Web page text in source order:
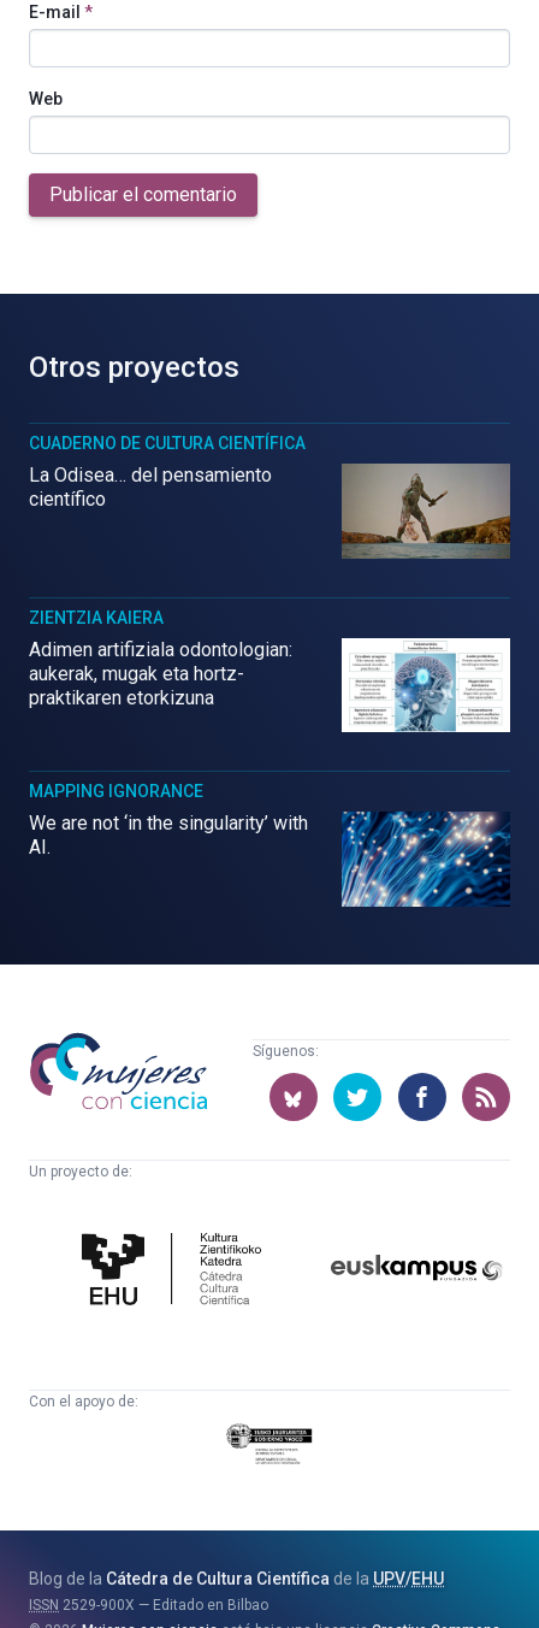
E-mail *
Web
Publicar el comentario
Otros proyectos
CUADERNO DE CULTURA CIENTÍFICA
La Odisea… del pensamiento
científico
ZIENTZIA KAIERA
Adimen artifiziala odontologian:
aukerak, mugak eta hortz-
praktikaren etorkizuna
MAPPING IGNORANCE
We are not ‘in the singularity’ with
AI.
Mujeres
con
ciencia
Síguenos:
Un proyecto de:
Cultura
Científica
Con el apoyo de:
Eusko
Jaurlaritza
eta
Berrikuntza
Blog de la Cátedra de Cultura Científica de la UPV/EHU
ISSN 2529-900X
Editado en Bilbao